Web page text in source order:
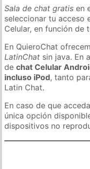
Sala de chat gratis en
seleccionar tu acceso
Celular, en función de
En QuieroChat
LatinChat sin java. En
dechat Celular
incluso iPod, tanto
Latin Chat.
En caso de que
única opción
dispositivos no